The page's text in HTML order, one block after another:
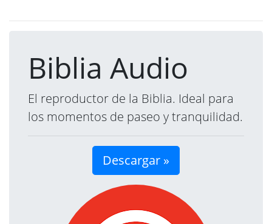
Biblia Audio
El reproductor de la Biblia. Ideal para
los momentos de paseo y tranquilidad.
Descargar »